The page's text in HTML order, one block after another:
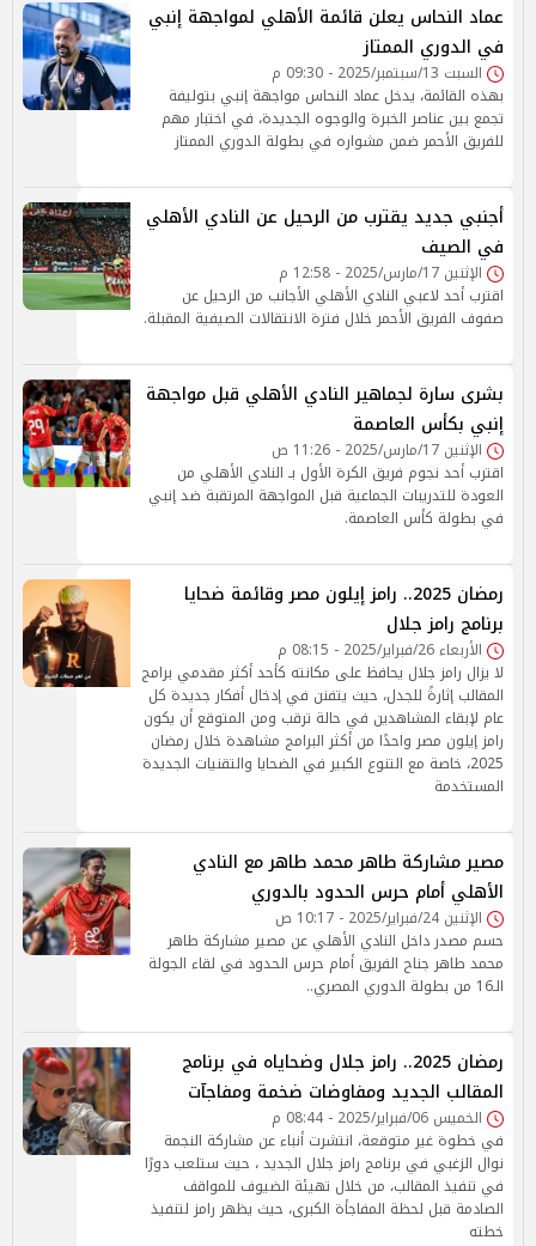
عماد النحاس يعلن قائمة الأهلي لمواجهة إنبي
في الدوري الممتاز
السبت 13/سبتمبر/2025 - 09:30 م
بهذه القائمة، يدخل عماد النحاس مواجهة إنبي بتوليفة
تجمع بين عناصر الخبرة والوجوه الجديدة، في اختبار مهم
للفريق الأحمر ضمن مشواره في بطولة الدوري الممتاز
أجنبي جديد يقترب من الرحيل عن النادي الأهلي
في الصيف
الإثنين 17/مارس/2025 - 12:58 م
اقترب أحد لاعبي النادي الأهلي الأجانب من الرحيل عن
صفوف الفريق الأحمر خلال فترة الانتقالات الصيفية المقبلة.
بشرى سارة لجماهير النادي الأهلي قبل مواجهة
إنبي بكأس العاصمة
الإثنين 17/مارس/2025 - 11:26 ص
اقترب أحد نجوم فريق الكرة الأول بـ النادي الأهلي من
العودة للتدريبات الجماعية قبل المواجهة المرتقبة ضد إنبي
في بطولة كأس العاصمة.
رمضان 2025.. رامز إيلون مصر وقائمة ضحايا
برنامج رامز جلال
الأربعاء 26/فبراير/2025 - 08:15 م
لا يزال رامز جلال يحافظ على مكانته كأحد أكثر مقدمي برامج
المقالب إثارةً للجدل، حيث يتفنن في إدخال أفكار جديدة كل
عام لإبقاء المشاهدين في حالة ترقب ومن المتوقع أن يكون
رامز إيلون مصر واحدًا من أكثر البرامج مشاهدة خلال رمضان
2025، خاصة مع التنوع الكبير في الضحايا والتقنيات الجديدة
المستخدمة
مصير مشاركة طاهر محمد طاهر مع النادي
الأهلي أمام حرس الحدود بالدوري
الإثنين 24/فبراير/2025 - 10:17 ص
حسم مصدر داخل النادي الأهلي عن مصير مشاركة طاهر
محمد طاهر جناح الفريق أمام حرس الحدود في لقاء الجولة
الـ16 من بطولة الدوري المصري..
رمضان 2025.. رامز جلال وضحاياه في برنامج
المقالب الجديد ومفاوضات ضخمة ومفاجآت
الخميس 06/فبراير/2025 - 08:44 م
في خطوة غير متوقعة، انتشرت أنباء عن مشاركة النجمة
نوال الزغبي في برنامج رامز جلال الجديد ، حيث ستلعب دورًا
في تنفيذ المقالب، من خلال تهيئة الضيوف للمواقف
الصادمة قبل لحظة المفاجأة الكبرى، حيث يظهر رامز لتنفيذ
خطته